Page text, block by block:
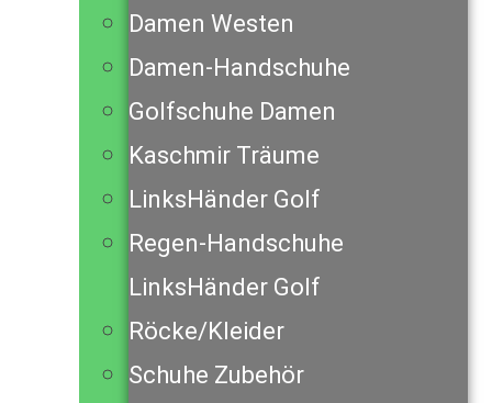
Damen Westen
Damen-Handschuhe
Golfschuhe Damen
Kaschmir Träume
LinksHänder Golf
Regen-Handschuhe
LinksHänder Golf
Röcke/Kleider
Schuhe Zubehör